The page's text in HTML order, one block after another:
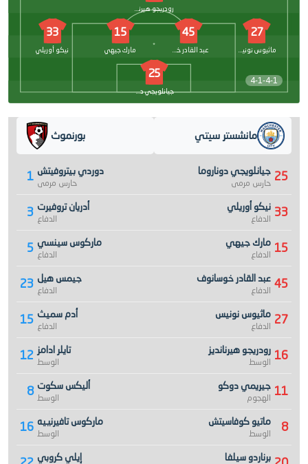
4-1-4-1
رودريجو هيرنانديز
27
ماثيوس نونيس
45
عبد القادر خوسانوف
15
مارك جيهي
33
نيكو أوريلي
25
جيانلويجي دوناروما
بورنموث
1 دوردي بيتروفيتش
حارس مرمى
3 أدريان تروفيرت
الدفاع
5 ماركوس سينسي
الدفاع
23 جيمس هيل
الدفاع
15 أدم سميث
الدفاع
12 تايلر ادامز
الوسط
8 أليكس سكوت
الوسط
16 ماركوس تافيرنييه
الوسط
إيلي كروبي
مانشستر سيتي
25 جيانلويجي دوناروما
حارس مرمى
33 نيكو أوريلي
الدفاع
15 مارك جيهي
الدفاع
45 عبد القادر خوسانوف
الدفاع
27 ماثيوس نونيس
الدفاع
16 رودريجو هيرنانديز
الوسط
11 جيريمي دوكو
الهجوم
8 ماتيو كوفاسيتش
الوسط
برناردو سيلفا